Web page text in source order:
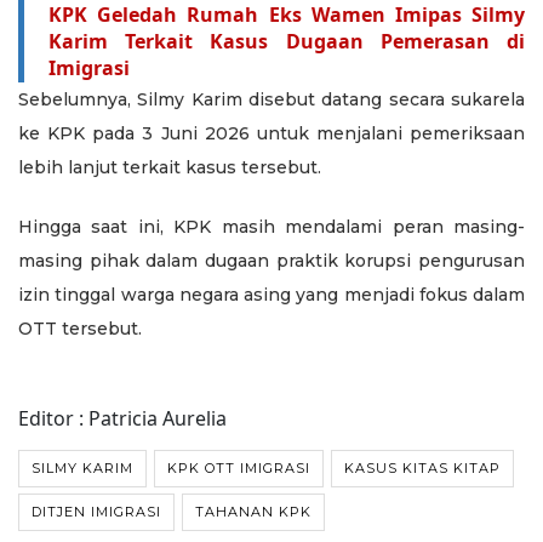
KPK Geledah Rumah Eks Wamen Imipas Silmy
Karim Terkait Kasus Dugaan Pemerasan di
Imigrasi
Sebelumnya, Silmy Karim disebut datang secara sukarela
ke KPK pada 3 Juni 2026 untuk menjalani pemeriksaan
lebih lanjut terkait kasus tersebut.
Hingga saat ini, KPK masih mendalami peran masing-
masing pihak dalam dugaan praktik korupsi pengurusan
izin tinggal warga negara asing yang menjadi fokus dalam
OTT tersebut.
Editor : Patricia Aurelia
SILMY KARIM KPK OTT IMIGRASI KASUS KITAS KITAP
DITJEN IMIGRASI TAHANAN KPK